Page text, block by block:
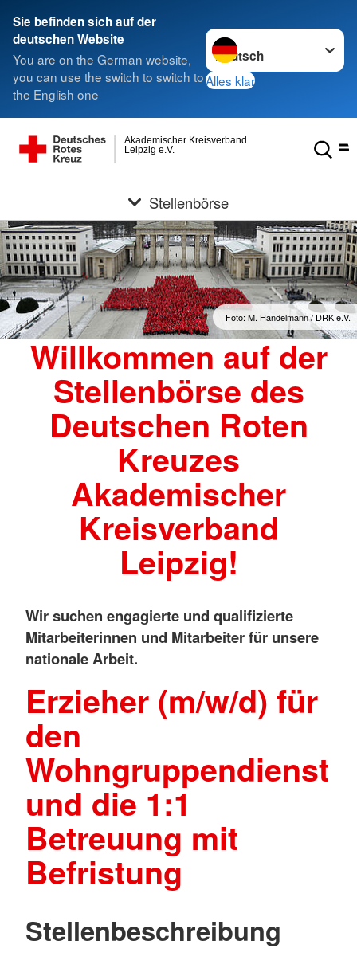
Sie befinden sich auf der
deutschen Website
You are on the German website,
you can use the switch to switch to
the English one
Sprache wechseln zu
Alles klar
Leipzig e.V.
Akademischer Kreisverband
Stellenbörse
Foto: M. Handelmann / DRK e.V.
Willkommen auf der
Stellenbörse des
Deutschen Roten
Kreuzes
Akademischer
Kreisverband
Leipzig!
Wir suchen engagierte und qualifizierte
Mitarbeiterinnen und Mitarbeiter für unsere
nationale Arbeit.
Erzieher (m/w/d) für
den
Wohngruppendienst
und die 1:1
Betreuung mit
Befristung
Stellenbeschreibung